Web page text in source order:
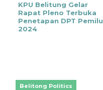
KPU Belitung Gelar
Rapat Pleno Terbuka
Penetapan DPT Pemilu
2024
Belitong Politics